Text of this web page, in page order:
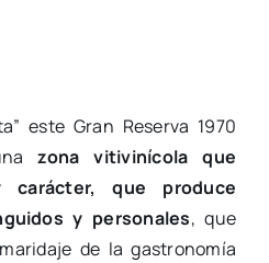
este Gran Reserva 1970
zona vitivinícola que
carácter, que produce
y personales, que
de la gastronomía